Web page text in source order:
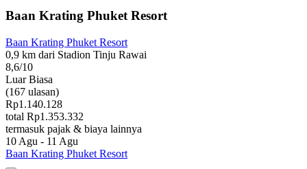
Baan Krating Phuket Resort
Baan Krating Phuket Resort
0,9 km dari Stadion Tinju Rawai
8,6/10
Luar Biasa
(167 ulasan)
Rp1.140.128
total Rp1.353.332
termasuk pajak & biaya lainnya
10 Agu - 11 Agu
Baan Krating Phuket Resort